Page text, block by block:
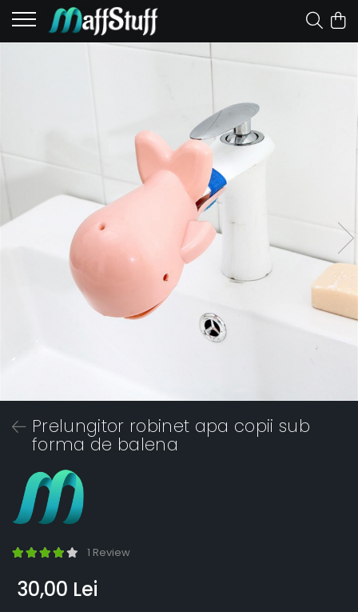
Prelungitor robinet apa copii sub
forma de balena
1 Review
30,00 Lei